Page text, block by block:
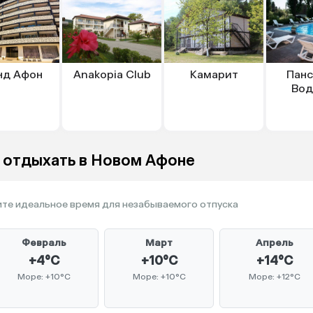
Афон Anakopia Club Камарит
отдыхать в Новом Афоне
идеальное время для незабываемого отпуска
Февраль
+4°C
Море: +10°C
Март
+10°C
Море: +10°C
Апрель
+14°C
Море: +12°C